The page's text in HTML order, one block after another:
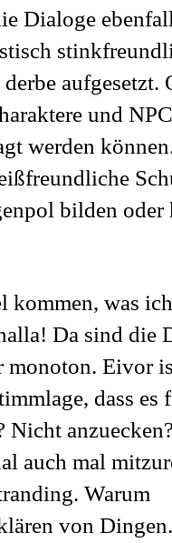
Dialoge
aufgesetzt.
und
werden
bilden oder
kommen, was
Da sind die
monoton. Eivor
dass es
auch mal
Warum
von